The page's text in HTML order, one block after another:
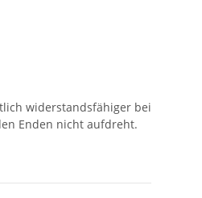
widerstandsfähiger bei
Enden nicht aufdreht.